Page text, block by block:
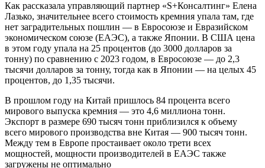
Как рассказала управляющий партнер «S+Консалтинг» Елена
Лазько, значительнее всего стоимость кремния упала там, где
нет заградительных пошлин — в Евросоюзе и Евразийском
экономическом союзе (ЕАЭС), а также Японии. В США цена
в этом году упала на 25 процентов (до 3000 долларов за
тонну) по сравнению с 2023 годом, в Евросоюзе — до 2,3
тысячи долларов за тонну, тогда как в Японии — на целых 45
процентов, до 1,35 тысячи.
В прошлом году на Китай пришлось 84 процента всего
мирового выпуска кремния — это 4,6 миллиона тонн.
Экспорт в размере 690 тысяч тонн приблизился к объему
всего мирового производства вне Китая — 900 тысяч тонн.
Между тем в Европе простаивает около трети всех
мощностей, мощности производителей в ЕАЭС также
загружены не оптимально